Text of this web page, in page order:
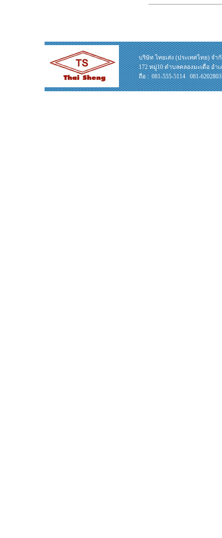
บริษัท ไทยเส่ง (ประเทศไทย) จำ
172 หมู่10 ตำบลคลองมะเดื่อ อำ
ถือ : 081-555-5114 081-